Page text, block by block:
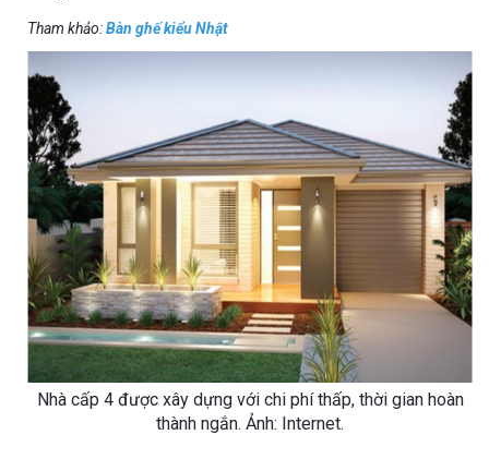
Tham khảo:Bàn ghế kiểu Nhật
Nhà cấp 4 được xây dựng với chi phí thấp, thời gian hoàn
thành ngắn. Ảnh: Internet.